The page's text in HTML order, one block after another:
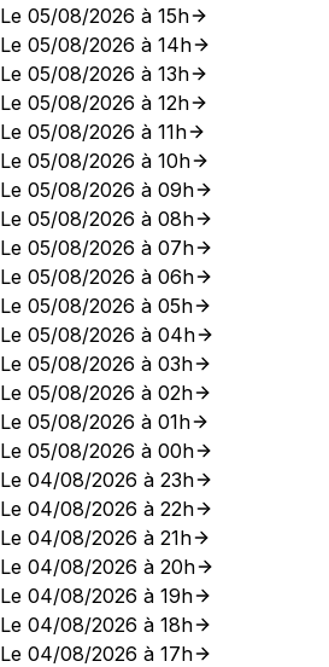
Le 05/08/2026 à 15h
Le 05/08/2026 à 14h
Le 05/08/2026 à 13h
Le 05/08/2026 à 12h
Le 05/08/2026 à 11h
Le 05/08/2026 à 10h
Le 05/08/2026 à 09h
Le 05/08/2026 à 08h
Le 05/08/2026 à 07h
Le 05/08/2026 à 06h
Le 05/08/2026 à 05h
Le 05/08/2026 à 04h
Le 05/08/2026 à 03h
Le 05/08/2026 à 02h
Le 05/08/2026 à 01h
Le 05/08/2026 à 00h
Le 04/08/2026 à 23h
Le 04/08/2026 à 22h
Le 04/08/2026 à 21h
Le 04/08/2026 à 20h
Le 04/08/2026 à 19h
Le 04/08/2026 à 18h
Le 04/08/2026 à 17h